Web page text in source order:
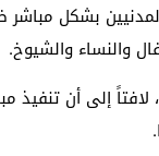
بشكل
والنساء والشيوخ.
إلى أن تنفيذ